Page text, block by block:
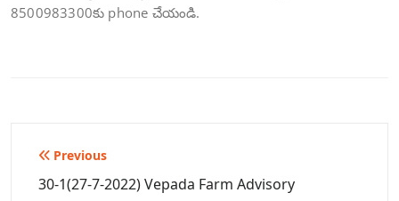
8500983300కు phone చేయండి.
Post
navigation
Previous
30-1(27-7-2022) Vepada Farm Advisory